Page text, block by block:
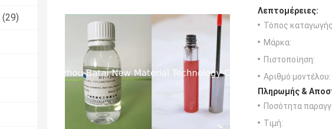
(29)
Λεπτομέρειες:
Τόπος
Μάρκα:
Πιστοποίηση:
Αριθμό μοντέλου:
Πληρωμής &
Ποσότητα
Τιμή: